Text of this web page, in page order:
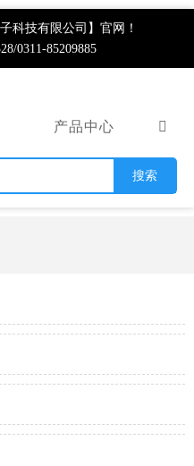
科技有限公司】官网！
0311-85209885
产品中心 
搜索